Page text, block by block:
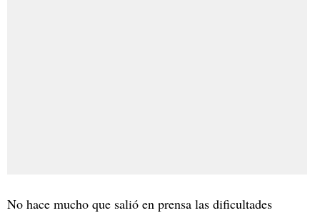
No hace mucho que salió en prensa las dificultades